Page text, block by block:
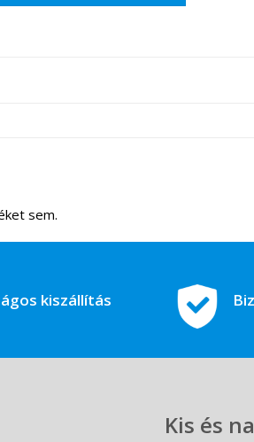
sem.
kiszállítás
Kis és